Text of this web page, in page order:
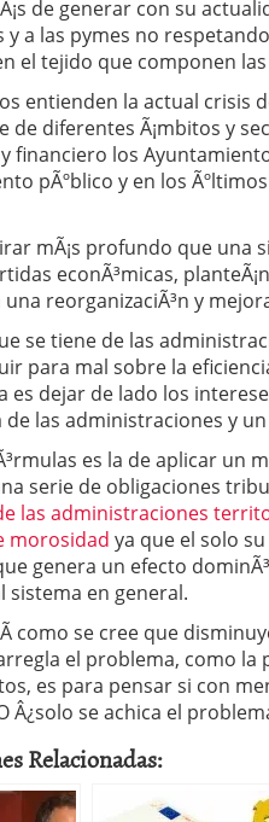
de generar con su
y a las pymes no
el tejido que componen las
entienden la actual crisis
de diferentes Ã¡mbitos y
y financiero los
pÃºblico y en los
mÃ¡s profundo que una
econÃ³micas,
reorganizaciÃ³n y
se tiene de las
para mal sobre la
es dejar de lado los
las administraciones y
es la de aplicar un
serie de obligaciones
las administraciones
morosidad ya que el solo su
genera un efecto
sistema en general.
como se cree que
el problema, como
es para pensar si con
Â¿solo se achica el
Relacionadas: